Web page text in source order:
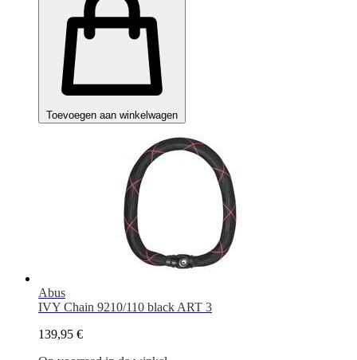
Toevoegen aan winkelwagen
Abus
IVY Chain 9210/110 black ART 3
139,95 €